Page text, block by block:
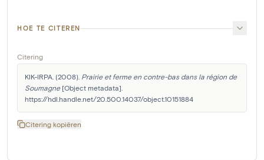
HOE TE CITEREN
Citering
KIK-IRPA. (2008). Prairie et ferme en contre-bas dans la région de
Soumagne [Object metadata].
https://hdl.handle.net/20.500.14037/object.10151884
Citering kopiëren